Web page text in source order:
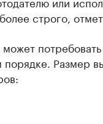
строго,
Размер